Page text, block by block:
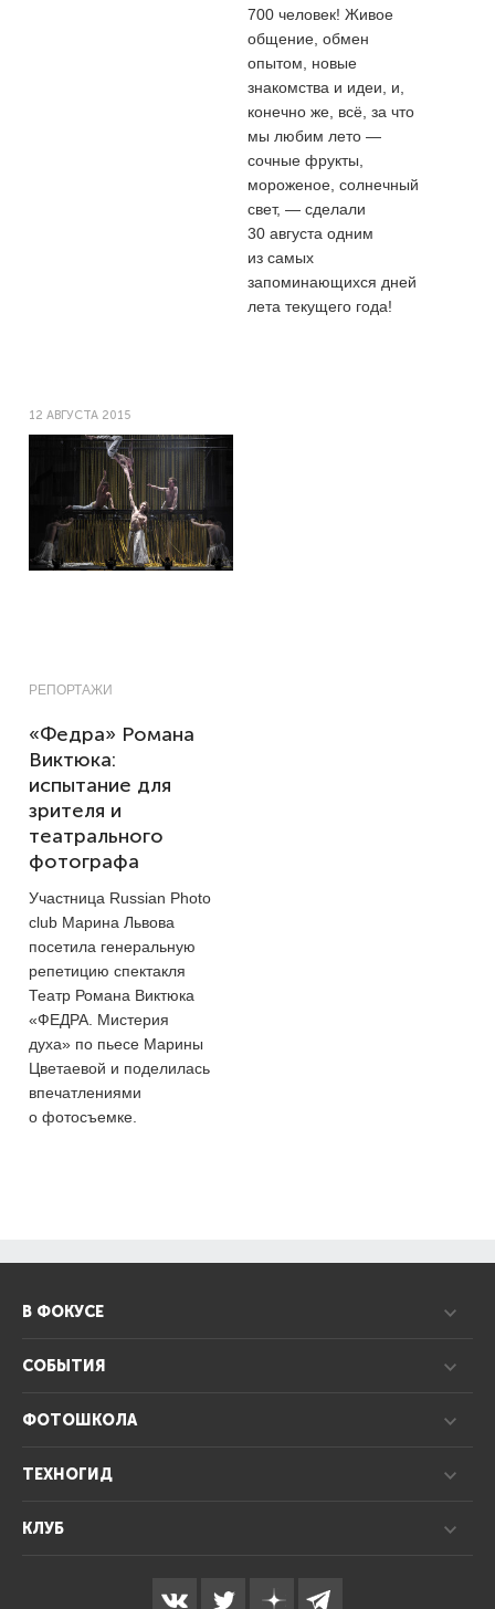
700 человек! Живое
общение, обмен
опытом, новые
знакомства и идеи, и,
конечно же, всё, за что
мы любим лето —
сочные фрукты,
мороженое, солнечный
свет, — сделали
30 августа одним
из самых
запоминающихся дней
лета текущего года!
12 АВГУСТА 2015
РЕПОРТАЖИ
«Федра» Романа
Виктюка:
испытание для
зрителя и
театрального
фотографа
Участница Russian Photo
club Марина Львова
посетила генеральную
репетицию спектакля
Театр Романа Виктюка
«ФЕДРА. Мистерия
духа» по пьесе Марины
Цветаевой и поделилась
впечатлениями
о фотосъемке.
В ФОКУСЕ
СОБЫТИЯ
ФОТОШКОЛА
ТЕХНОГИД
КЛУБ